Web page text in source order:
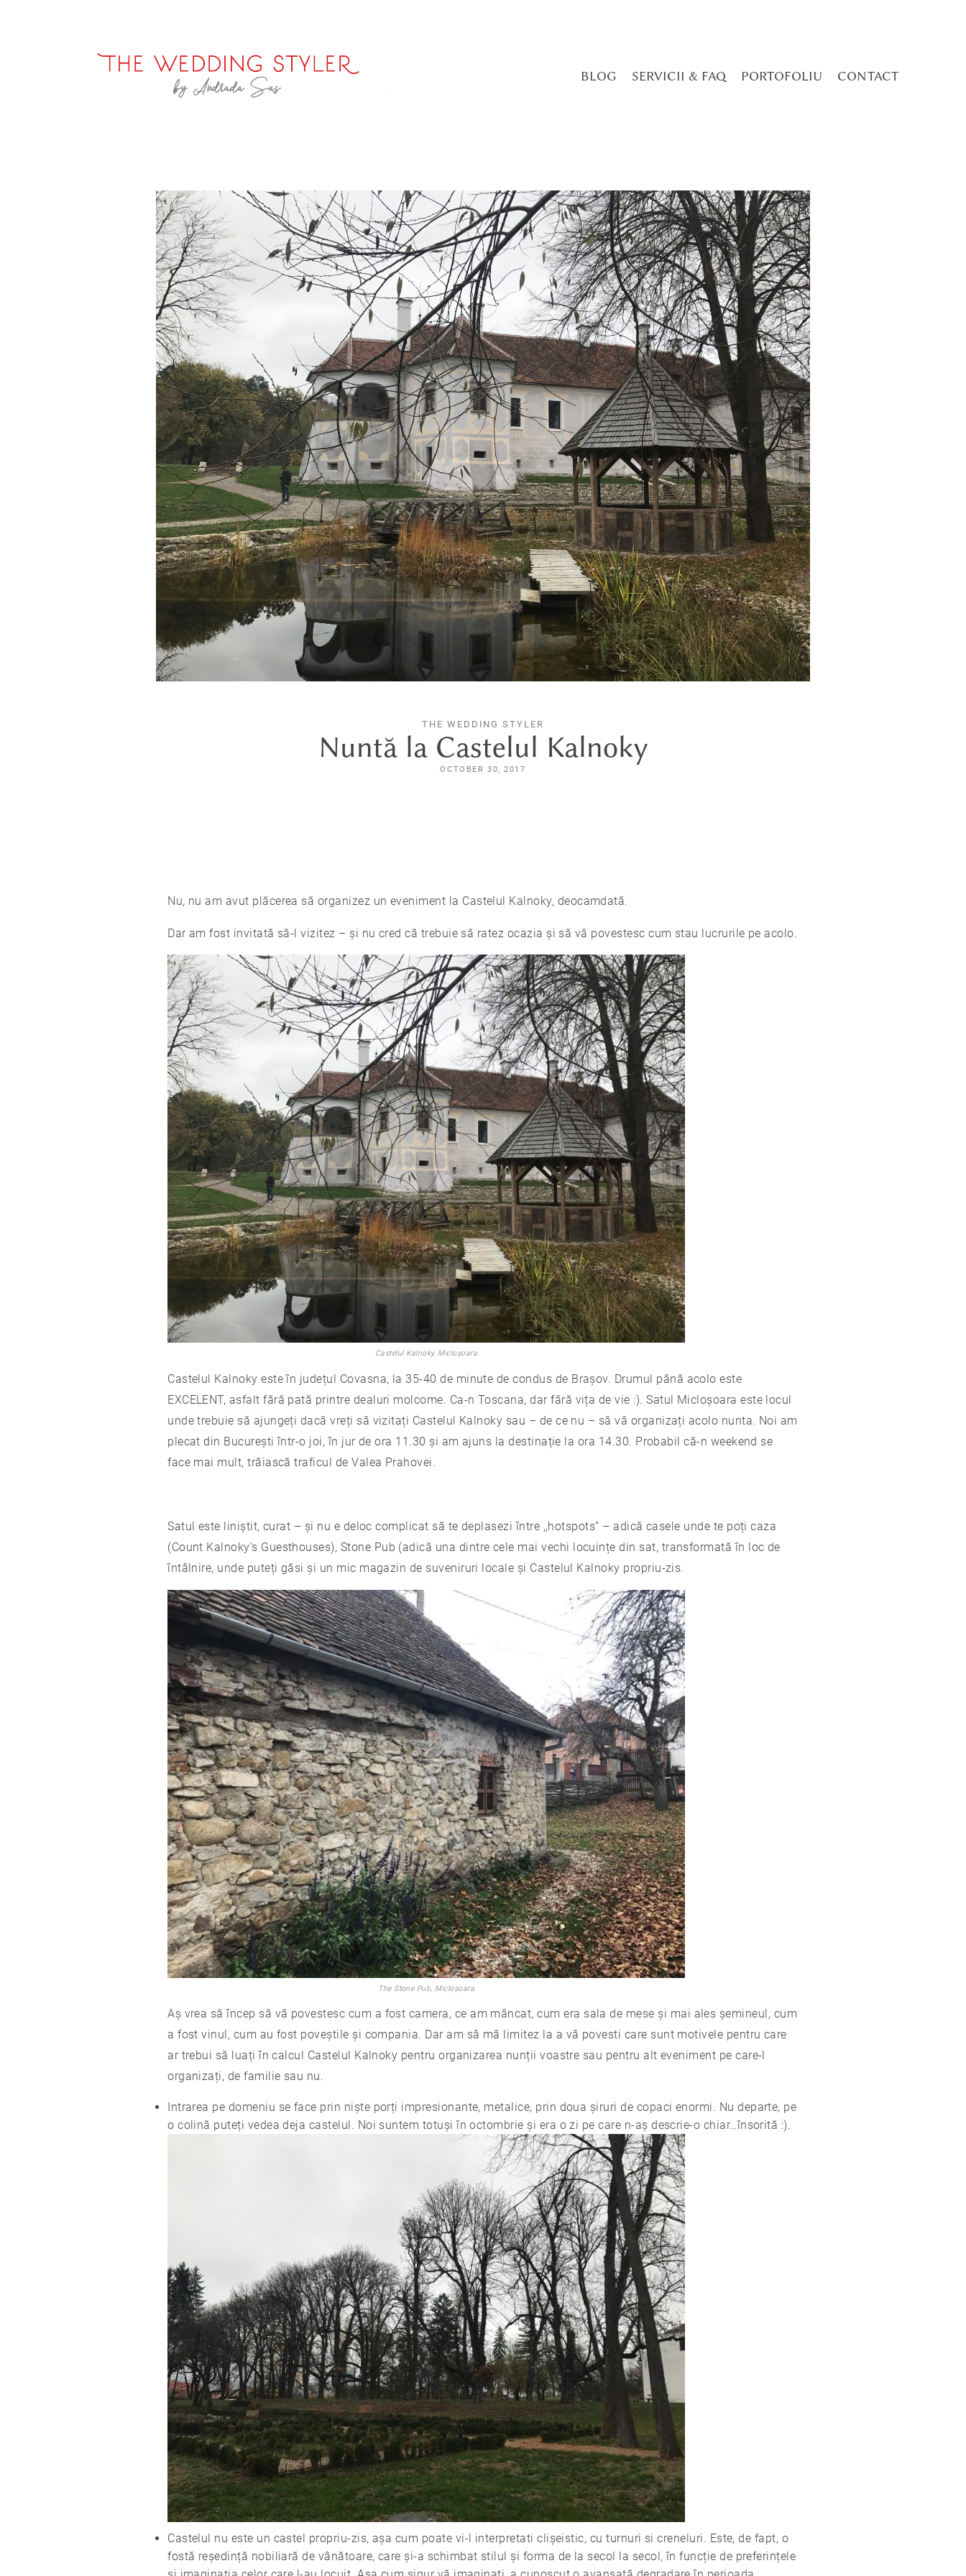
BLOG SERVICII & FAQ PORTOFOLIU CONTACT
THE WEDDING STYLER
Nuntă la Castelul Kalnoky
OCTOBER 30, 2017
Nu, nu am avut plăcerea să organizez un eveniment la Castelul Kalnoky, deocamdată.
Dar am fost invitată să-l vizitez – și nu cred că trebuie să ratez ocazia și să vă povestesc cum stau lucrurile pe acolo.
Castelul Kalnoky, Micloșoara
Castelul Kalnoky este în județul Covasna, la 35-40 de minute de condus de Brașov. Drumul până acolo este
EXCELENT, asfalt fără pată printre dealuri molcome. Ca-n Toscana, dar fără vița de vie :). Satul Micloșoara este locul
unde trebuie să ajungeți dacă vreți să vizitați Castelul Kalnoky sau – de ce nu – să vă organizați acolo nunta. Noi am
plecat din București într-o joi, în jur de ora 11.30 și am ajuns la destinație la ora 14.30. Probabil că-n weekend se
face mai mult, trăiască traficul de Valea Prahovei.
Satul este liniștit, curat – și nu e deloc complicat să te deplasezi între ,,hotspots” – adică casele unde te poți caza
(Count Kalnoky’s Guesthouses), Stone Pub (adică una dintre cele mai vechi locuințe din sat, transformată în loc de
întâlnire, unde puteți găsi și un mic magazin de suveniruri locale și Castelul Kalnoky propriu-zis.
The Stone Pub, Micloșoara
Aș vrea să încep să vă povestesc cum a fost camera, ce am mâncat, cum era sala de mese și mai ales șemineul, cum
a fost vinul, cum au fost poveștile și compania. Dar am să mă limitez la a vă povesti care sunt motivele pentru care
ar trebui să luați în calcul Castelul Kalnoky pentru organizarea nunții voastre sau pentru alt eveniment pe care-l
organizați, de familie sau nu.
Intrarea pe domeniu se face prin niște porți impresionante, metalice, prin doua șiruri de copaci enormi. Nu departe, pe
o colină puteți vedea deja castelul. Noi suntem totuși în octombrie și era o zi pe care n-aș descrie-o chiar…însorită :).
Castelul nu este un castel propriu-zis, așa cum poate vi-l interpretati clișeistic, cu turnuri si creneluri. Este, de fapt, o
fostă reședință nobiliară de vânătoare, care și-a schimbat stilul și forma de la secol la secol, în funcție de preferințele